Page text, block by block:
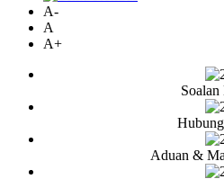
A-
A
A+
Aduan &